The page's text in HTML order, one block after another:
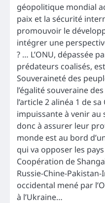
géopolitique mondial
paix et la sécurité
promouvoir le
intégrer une
? … L’ONU, dépassée
prédateurs coalisés,
Souveraineté des
l’égalité souveraine
l’article 2 alinéa 1 de
impuissante à venir au
donc à assurer leur
monde est au bord
qui va opposer les
Coopération de
Russie-Chine-
occidental mené par
à l’Ukraine…